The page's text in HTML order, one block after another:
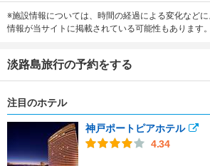
※施設情報については、時間の経過による変化など
情報が当サイトに掲載されている可能性もあります。
淡路島旅行の予約をする
注目のホテル
神戸ポートピアホテル
4.34